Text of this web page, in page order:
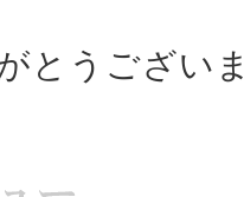
とうござい